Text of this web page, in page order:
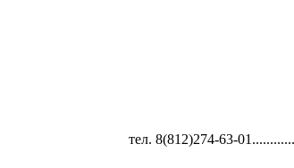
тел. 8(812)274-63-